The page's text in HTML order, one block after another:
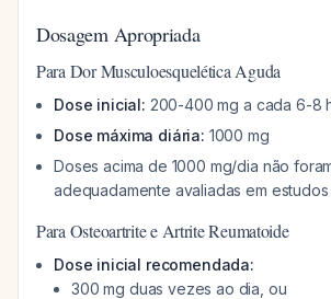
Dosagem Apropriada
Para Dor Musculoesquelética Aguda
Dose inicial: 200-400 mg a cada 6-8
Dose máxima diária: 1000 mg
Doses acima de 1000 mg/dia não
adequadamente avaliadas em
Para Osteoartrite e Artrite Reumatoide
Dose inicial recomendada:
300 mg duas vezes ao dia, ou